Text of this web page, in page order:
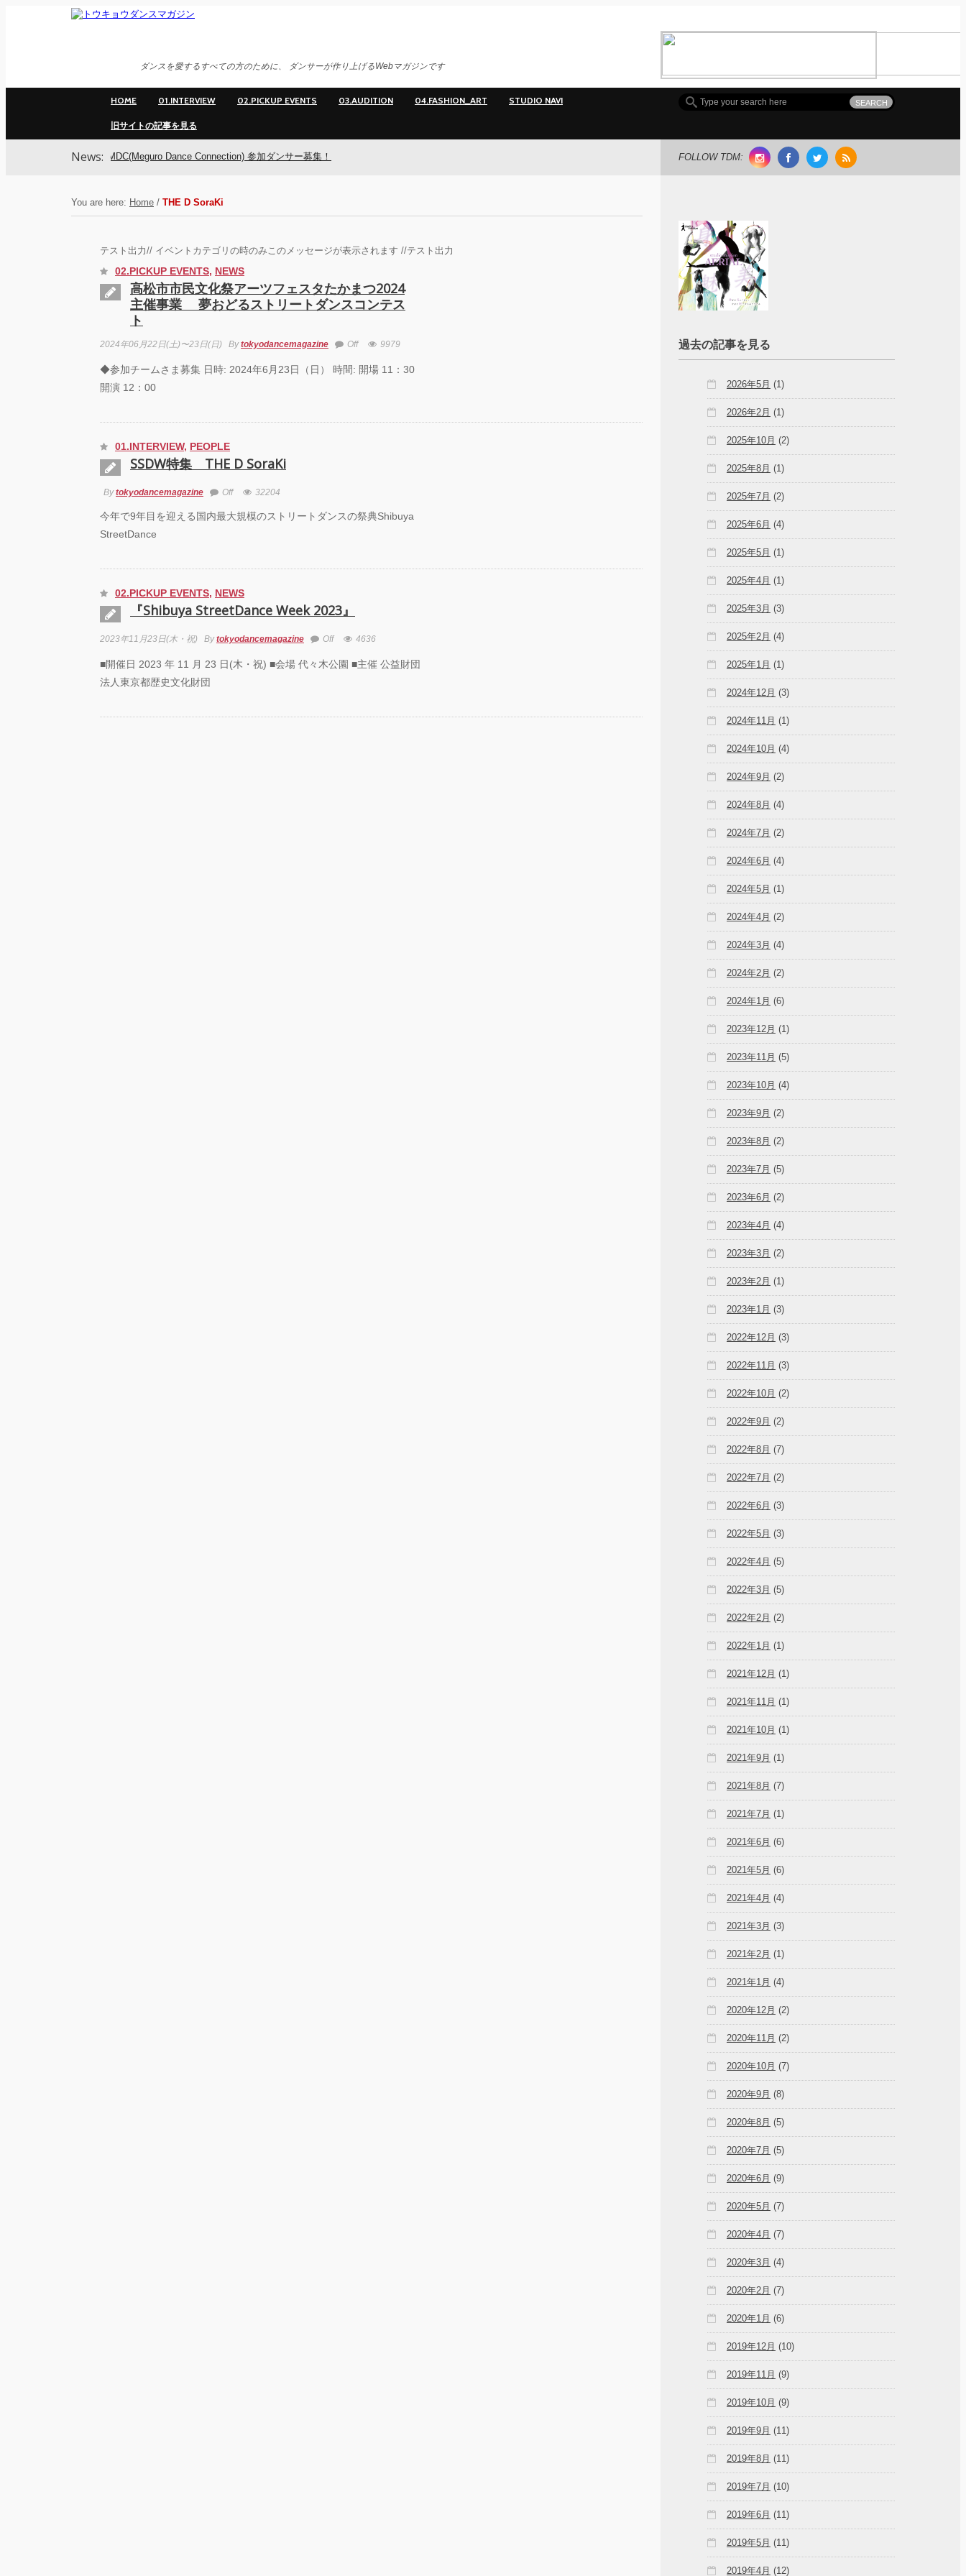
ダンスを愛するすべての方のために、 ダンサーが作り上げるWebマガジンです
HOME 01.INTERVIEW 02.PICKUP EVENTS 03.AUDITION 04.FASHION_ART STUDIO NAVI
旧サイトの記事を見る
News:
MDC(Meguro Dance Connection) 参加ダンサー募集！ MDC(Meguro Dance Connection) 開催!!
FOLLOW TDM:
You are here: Home / THE D SoraKi
テスト出力// イベントカテゴリの時のみこのメッセージが表示されます //テスト出力
02.PICKUP EVENTS, NEWS
高松市市民文化祭アーツフェスタたかまつ2024
主催事業 夢おどるストリートダンスコンテス
ト
2024年06月22日(土)〜23日(日) Bytokyodancemagazine Off 9979
◆参加チームさま募集 日時: 2024年6月23日（日） 時間: 開場 11：30
開演 12：00
01.INTERVIEW, PEOPLE
SSDW特集 THE D SoraKi
Bytokyodancemagazine Off 32204
今年で9年目を迎える国内最大規模のストリートダンスの祭典Shibuya
StreetDance
02.PICKUP EVENTS, NEWS
『Shibuya StreetDance Week 2023』
2023年11月23日(木・祝) Bytokyodancemagazine Off 4636
■開催日 2023 年 11 月 23 日(木・祝) ■会場 代々木公園 ■主催 公益財団
法人東京都歴史文化財団
過去の記事を見る
2026年5月 (1)
2026年2月 (1)
2025年10月 (2)
2025年8月 (1)
2025年7月 (2)
2025年6月 (4)
2025年5月 (1)
2025年4月 (1)
2025年3月 (3)
2025年2月 (4)
2025年1月 (1)
2024年12月 (3)
2024年11月 (1)
2024年10月 (4)
2024年9月 (2)
2024年8月 (4)
2024年7月 (2)
2024年6月 (4)
2024年5月 (1)
2024年4月 (2)
2024年3月 (4)
2024年2月 (2)
2024年1月 (6)
2023年12月 (1)
2023年11月 (5)
2023年10月 (4)
2023年9月 (2)
2023年8月 (2)
2023年7月 (5)
2023年6月 (2)
2023年4月 (4)
2023年3月 (2)
2023年2月 (1)
2023年1月 (3)
2022年12月 (3)
2022年11月 (3)
2022年10月 (2)
2022年9月 (2)
2022年8月 (7)
2022年7月 (2)
2022年6月 (3)
2022年5月 (3)
2022年4月 (5)
2022年3月 (5)
2022年2月 (2)
2022年1月 (1)
2021年12月 (1)
2021年11月 (1)
2021年10月 (1)
2021年9月 (1)
2021年8月 (7)
2021年7月 (1)
2021年6月 (6)
2021年5月 (6)
2021年4月 (4)
2021年3月 (3)
2021年2月 (1)
2021年1月 (4)
2020年12月 (2)
2020年11月 (2)
2020年10月 (7)
2020年9月 (8)
2020年8月 (5)
2020年7月 (5)
2020年6月 (9)
2020年5月 (7)
2020年4月 (7)
2020年3月 (4)
2020年2月 (7)
2020年1月 (6)
2019年12月 (10)
2019年11月 (9)
2019年10月 (9)
2019年9月 (11)
2019年8月 (11)
2019年7月 (10)
2019年6月 (11)
2019年5月 (11)
2019年4月 (12)